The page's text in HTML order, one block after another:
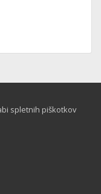
spletnih piškotkov